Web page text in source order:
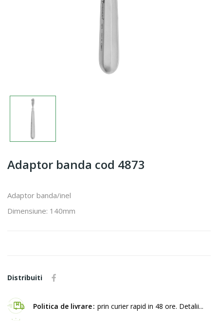
Adaptor banda cod 4873
Adaptor banda/inel
Dimensiune: 140mm
Distribuiti
Politica de livrare prin curier rapid in 48 ore. Detalii...